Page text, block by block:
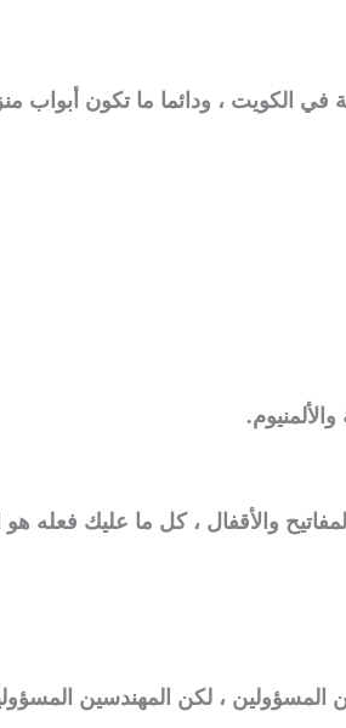
الكويت ، ودائما ما تكون أبواب
والأقفال ، كل ما عليك فعله هو
المسؤولين ، لكن المهندسين